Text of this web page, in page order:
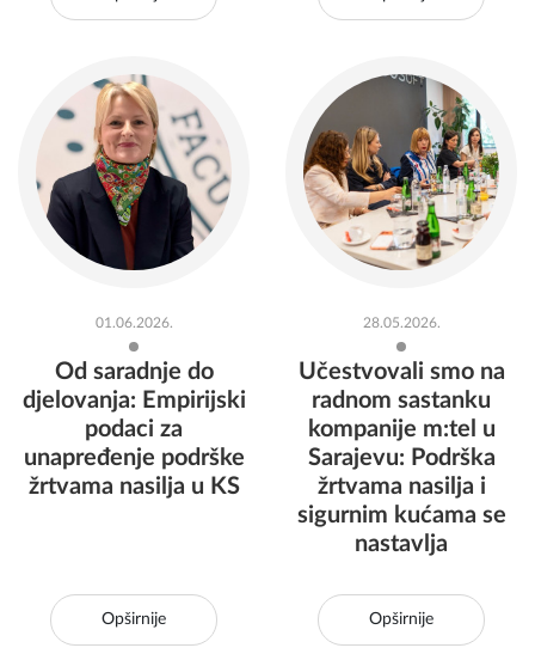
publikaciju: Pregled
institucionalnog
postupanja u
predmetima krivičnih
djela u BiH
obuhvaćenih
Istanbulskom
konvencijom
Opširnije
događaj: „Tragovi
budućnosti“
Opširnije
01.06.2026. 28.05.2026.